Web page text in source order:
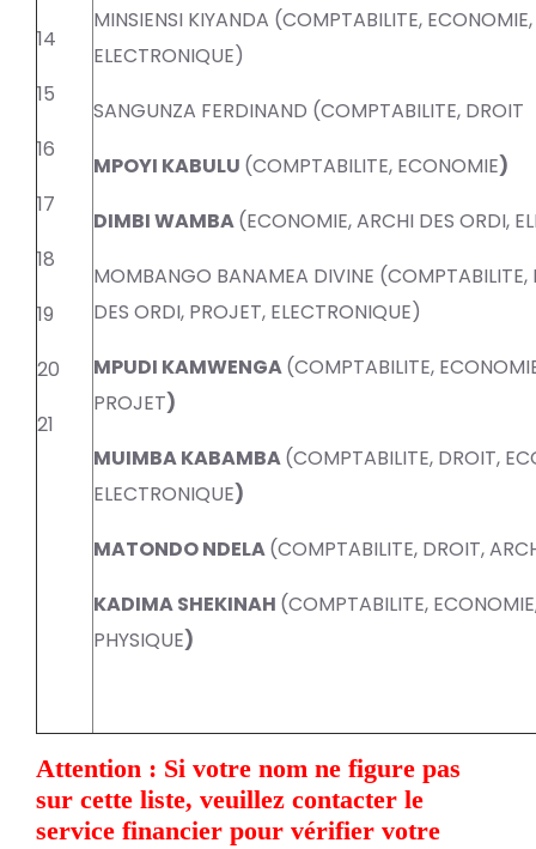
14
15
16
17
18
19
20
21
MINSIENSI KIYANDA (COMPTABILITE,
ELECTRONIQUE)
SANGUNZA FERDINAND (COMPTABILITE, DROIT
MPOYI KABULU (COMPTABILITE, ECONOMIE)
DIMBI WAMBA(ECONOMIE, ARCHI DES ORDI,
MOMBANGO BANAMEA DIVINE (COMPTABILITE,
DES ORDI, PROJET, ELECTRONIQUE)
MPUDI KAMWENGA(COMPTABILITE,
PROJET)
MUIMBA KABAMBA(COMPTABILITE, DROIT,
ELECTRONIQUE)
MATONDO NDELA(COMPTABILITE, DROIT,
KADIMA SHEKINAH (COMPTABILITE,
PHYSIQUE)
Attention : Si votre nom ne figure pas
sur cette liste, veuillez contacter le
service financier pour vérifier votre